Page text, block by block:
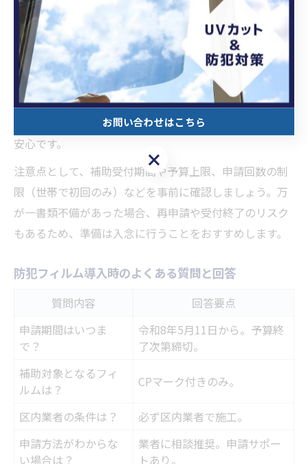
ります。区指定のCPマーク付き防犯フィルムのみが対象
である点に注意が必要です。
設置の際は、フィルムの性能や耐久性、施工技術の高さ
が重要です。特に区内業者による施工が必須条件となる
ため、信頼できる業者選びが成功のカギとなります。高
伸プランニング株式会社など実績のある業者への依頼が
安心です。
注意点として、補助受付期間や予算上限、申請回数の制
限（世帯で初回のみ）などを事前に確認しましょう。万
が一書類不備があった場合、再申請や受付終了のリスク
もあるため、準備は入念に行うことをおすすめします。
防犯フィルム導入時のよくある質問と回答
質問内容
回答要点
申請期間はいつま
で？
令和8年5月11日から。予算終
了次第締切。
補助対象となるフィ
ルムは？
CPマーク付きのみ。
区内業者の条件は？
必ず区内業者で施工。
申請方法がわからな
い場合は？
業者に相談推奨。申請サポー
トあり。
お問い合わせはこちら
お問い合わせはこちら